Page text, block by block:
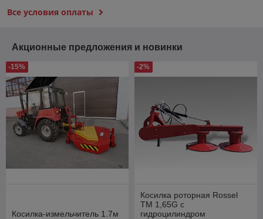
Все условия оплаты
Акционные предложения и новинки
-15%
Косилка-измельчитель 1.7м
-2%
Косилка роторная Rossel
ТМ 1,65G с
гидроцилиндром